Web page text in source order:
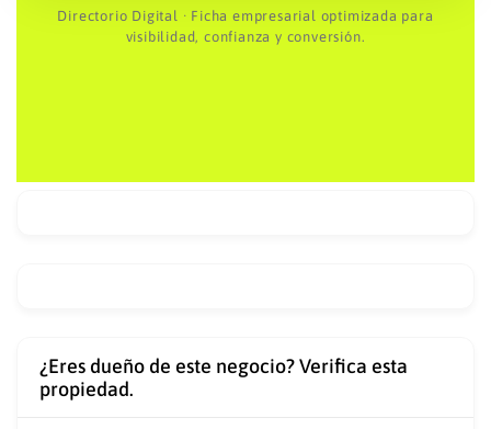
Directorio Digital · Ficha empresarial optimizada para
visibilidad, confianza y conversión.
¿Eres dueño de este negocio? Verifica esta
propiedad.